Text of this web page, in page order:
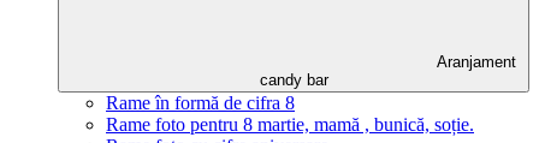
Aranjament
candy bar
Rame în formă de cifra 8
Rame foto pentru 8 martie, mamă , bunică, soție.